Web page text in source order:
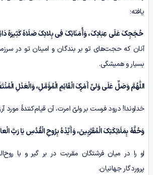
یافته؛
حُجَجِکَ عَلَى عِبَادِکَ، وَأُمَنَائِکَ فِی بِلادِکَ صَلَاهً کَثِیرَهً
آنان که حجت‌های تو بر بندگان و امینان تو در
بسیار و همیشگی.
اللّٰهُمَّ وَصَلِّ عَلَى وَلیِّ أَمْرِکَ الْقَائِمِ الْمُؤَمَّلِ، وَالْعَدْلِ
خداوندا! درود فرست بر ولیّ امرت، آن قیام‌کنندۀ مورد
وَحُفَّهُ بِمَلَائِکَتِکَ الْمُقَرَّبِینَ، وَأَیِّدْهُ بِرُوحِ الْقُدُسِ یَا رَبَّ
او را در میان فرشتگان مقربت در بر گیر و با
پروردگار جهانیان.